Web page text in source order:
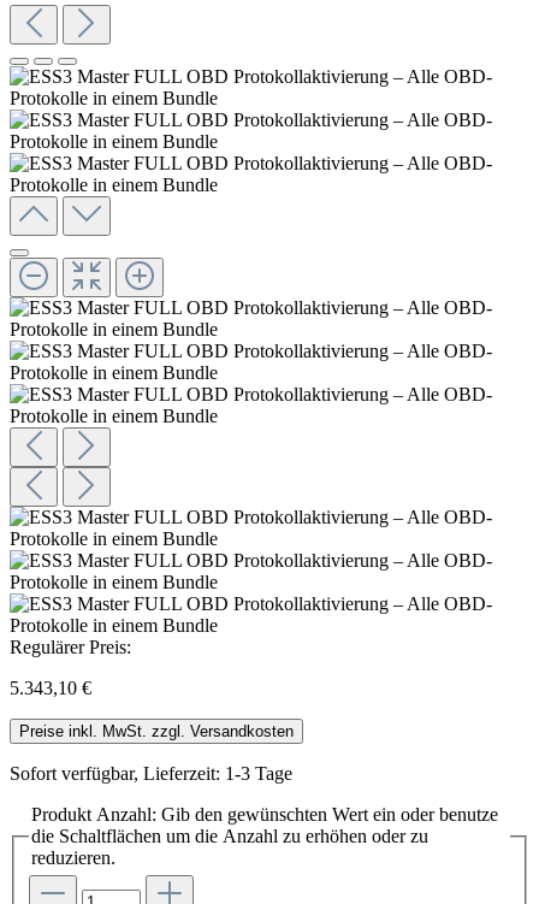
Regulärer Preis:
5.343,10 €
Preise inkl. MwSt. zzgl. Versandkosten
Sofort verfügbar, Lieferzeit: 1-3 Tage
Produkt Anzahl: Gib den gewünschten Wert ein oder benutze
die Schaltflächen um die Anzahl zu erhöhen oder zu
reduzieren.